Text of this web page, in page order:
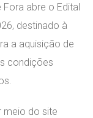
abre o Edital
destinado à
a aquisição de
condições
meio do site